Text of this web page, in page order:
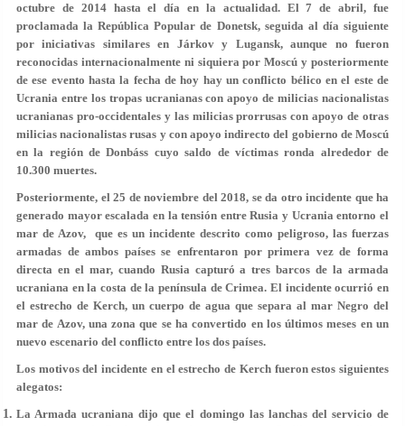
octubre de 2014 hasta el día en la actualidad. El 7 de abril, fue
proclamada la República Popular de Donetsk, seguida al día siguiente
por iniciativas similares en Járkov y Lugansk, aunque no fueron
reconocidas internacionalmente ni siquiera por Moscú y posteriormente
de ese evento hasta la fecha de hoy hay un conflicto bélico en el este de
Ucrania entre los tropas ucranianas con apoyo de milicias nacionalistas
ucranianas pro-occidentales y las milicias prorrusas con apoyo de otras
milicias nacionalistas rusas y con apoyo indirecto del gobierno de Moscú
en la región de Donbáss cuyo saldo de víctimas ronda alrededor de
10.300 muertes.
Posteriormente, el 25 de noviembre del 2018, se da otro incidente que ha
generado mayor escalada en la tensión entre Rusia y Ucrania entorno el
mar de Azov, que es un incidente descrito como peligroso, las fuerzas
armadas de ambos países se enfrentaron por primera vez de forma
directa en el mar, cuando Rusia capturó a tres barcos de la armada
ucraniana en la costa de la península de Crimea. El incidente ocurrió en
el estrecho de Kerch, un cuerpo de agua que separa al mar Negro del
mar de Azov, una zona que se ha convertido en los últimos meses en un
nuevo escenario del conflicto entre los dos países.
Los motivos del incidente en el estrecho de Kerch fueron estos siguientes
alegatos:
La Armada ucraniana dijo que el domingo las lanchas del servicio de